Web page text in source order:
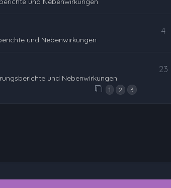
und Nebenwirkungen
4
und Nebenwirkungen
1 2 3
23